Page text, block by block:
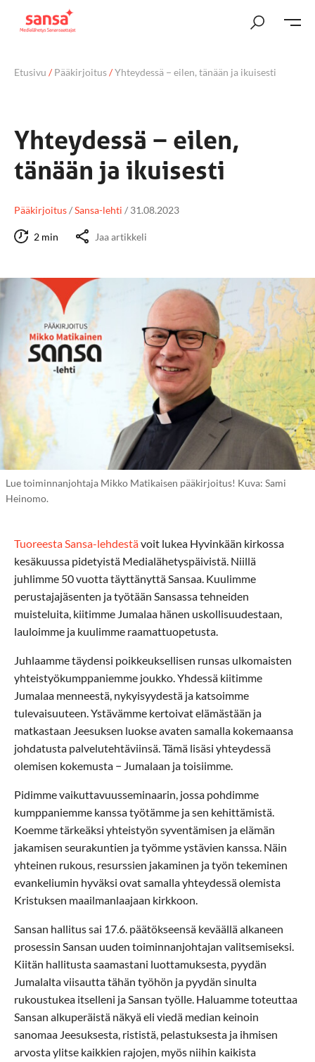
Etusivu /Pääkirjoitus/Yhteydessä − eilen, tänään ja ikuisesti
Yhteydessä − eilen,
tänään ja ikuisesti
Pääkirjoitus/Sansa-lehti / 31.08.2023
2 min Jaa artikkeli
Lue toiminnanjohtaja Mikko Matikaisen pääkirjoitus! Kuva: Sami
Heinomo.
Tuoreesta Sansa-lehdestävoit lukea Hyvinkään kirkossa
kesäkuussa pidetyistä Medialähetyspäivistä. Niillä
juhlimme 50 vuotta täyttänyttä Sansaa. Kuulimme
perustajajäsenten ja työtään Sansassa tehneiden
muisteluita, kiitimme Jumalaa hänen uskollisuudestaan,
lauloimme ja kuulimme raamattuopetusta.
Juhlaamme täydensi poikkeuksellisen runsas ulkomaisten
yhteistyökumppaniemme joukko. Yhdessä kiitimme
Jumalaa menneestä, nykyisyydestä ja katsoimme
tulevaisuuteen. Ystävämme kertoivat elämästään ja
matkastaan Jeesuksen luokse avaten samalla kokemaansa
johdatusta palvelutehtäviinsä. Tämä lisäsi yhteydessä
olemisen kokemusta − Jumalaan ja toisiimme.
Pidimme vaikuttavuusseminaarin, jossa pohdimme
kumppaniemme kanssa työtämme ja sen kehittämistä.
Koemme tärkeäksi yhteistyön syventämisen ja elämän
jakamisen seurakuntien ja työmme ystävien kanssa. Näin
yhteinen rukous, resurssien jakaminen ja työn tekeminen
evankeliumin hyväksi ovat samalla yhteydessä olemista
Kristuksen maailmanlaajaan kirkkoon.
Sansan hallitus sai 17.6. päätökseensä keväällä alkaneen
prosessin Sansan uuden toiminnanjohtajan valitsemiseksi.
Kiitän hallitusta saamastani luottamuksesta, pyydän
Jumalalta viisautta tähän työhön ja pyydän sinulta
rukoustukea itselleni ja Sansan työlle. Haluamme toteuttaa
Sansan alkuperäistä näkyä eli viedä median keinoin
sanomaa Jeesuksesta, rististä, pelastuksesta ja ihmisen
arvosta ylitse kaikkien rajojen, myös niihin kaikista